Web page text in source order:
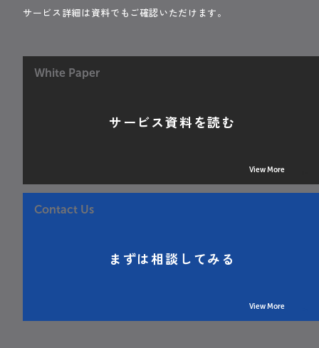
サービス詳細は資料でもご確認いただけます。
White Paper
サービス資料を読む
View More
Contact Us
まずは相談してみる
View More